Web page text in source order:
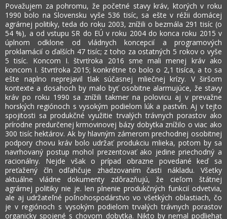
Považujem za pohromu, že početné stavy kráv, ktorých v roku
1990 bolo na Slovensku vyše 536 tisíc, sa ešte v réžii domácej
agrárnej politiky, teda do roku 2003, znížili o bezmála 291 tisíc (o
54 %), a od vstupu SR do EÚ v roku 2004 do konca roku 2015 v
úplnom odklone od vládnych koncepcií a programových
proklamácií o ďalších 47 tisíc; z toho za ostatných 5 rokov o vyše
5 tisíc. Koncom I. štvrťroka 2016 sme mali menej kráv ako
koncom I. štvrťroka 2015; konkrétne to bolo o 2,1 tisíca, a to sa
ešte naplno neprejavil tlak súčasnej mliečnej krízy. V širšom
kontexte a dosahoch by malo byť osobitne alarmujúce, že stavy
kráv po roku 1990 sa znížili takmer na polovicu aj v prevažne
horských regiónoch s vysokým podielom lúk a pastvín. Aj v tejto
spojitosti sa produkčné využitie trvalých trávnych porastov ako
prírodne predurčenej krmovinovej bázy dobytka znížilo o viac ako
300 tisíc hektárov. Ak by hlavným zámerom prechodnej osobitnej
podpory chovu kráv bolo udržať produkciu mlieka, potom by sa
navrhovaný postup mohol prezentovať ako jedine priechodný a
racionálny. Nejde však o prípad obrazne povedané keď sa
preťažený čln odľahčuje zhadzovaním časti nákladu. Všetky
aktuálne vládne dokumenty zdôrazňujú, že cieľom štátnej
agrárnej politiky nie je. len plnenie produkčných funkcií odvetvia,
ale aj udržateľné poľnohospodárstvo vo všetkých oblastiach, čo
je v regiónoch s vysokým podielom trvalých trávnych porastov
organicky spojené s chovom dobytka. Nikto by nemal podliehať